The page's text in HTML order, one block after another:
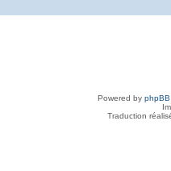
Powered by phpBB
Traduction